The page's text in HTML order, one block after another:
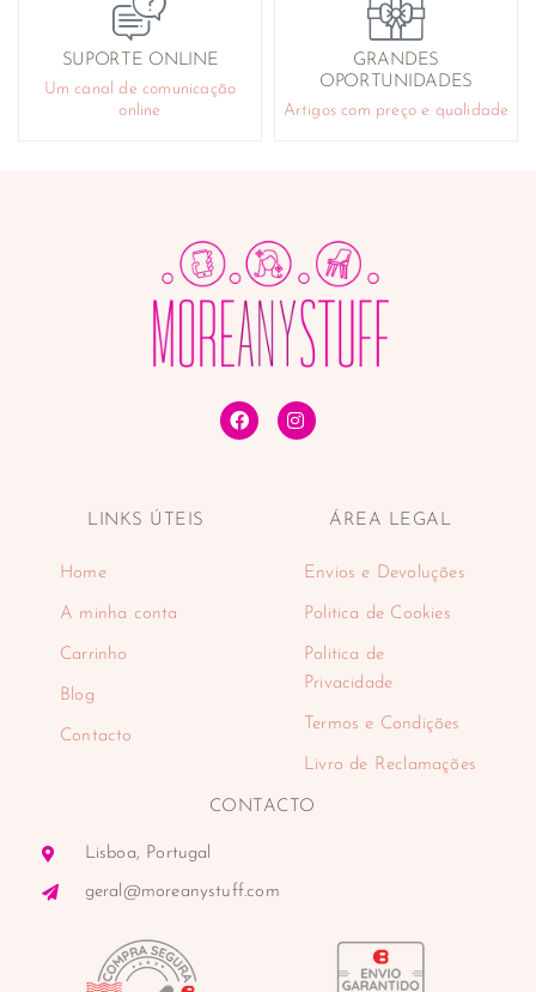
SUPORTE ONLINE
Um canal de comunicação
online
GRANDES
OPORTUNIDADES
Artigos com preço e qualidade
LINKS ÚTEIS
Home
A minha conta
Carrinho
Blog
Contacto
ÁREA LEGAL
Envios e Devoluções
Politica de Cookies
Politica de
Privacidade
Termos e Condições
Livro de Reclamações
CONTACTO
Lisboa, Portugal
geral@moreanystuff.com